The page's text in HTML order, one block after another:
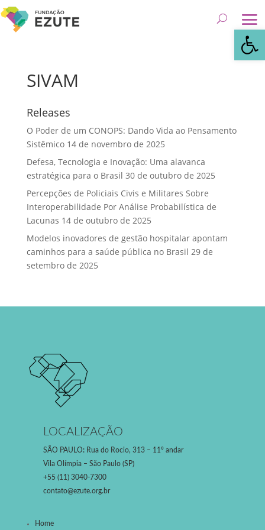
SIVAM
Releases
O Poder de um CONOPS: Dando Vida ao Pensamento
Sistêmico 14 de novembro de 2025
Defesa, Tecnologia e Inovação: Uma alavanca
estratégica para o Brasil 30 de outubro de 2025
Percepções de Policiais Civis e Militares Sobre
Interoperabilidade Por Análise Probabilística de
Lacunas 14 de outubro de 2025
Modelos inovadores de gestão hospitalar apontam
caminhos para a saúde pública no Brasil 29 de
setembro de 2025
LOCALIZAÇÃO
SÃO PAULO: Rua do Rocio, 313 – 11º andar
Vila Olímpia – São Paulo (SP)
+55 (11) 3040-7300
contato@ezute.org.br
Home
Abrir